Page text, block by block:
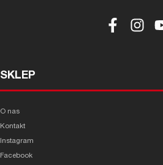
SKLEP
O nas
Kontakt
Instagram
Facebook